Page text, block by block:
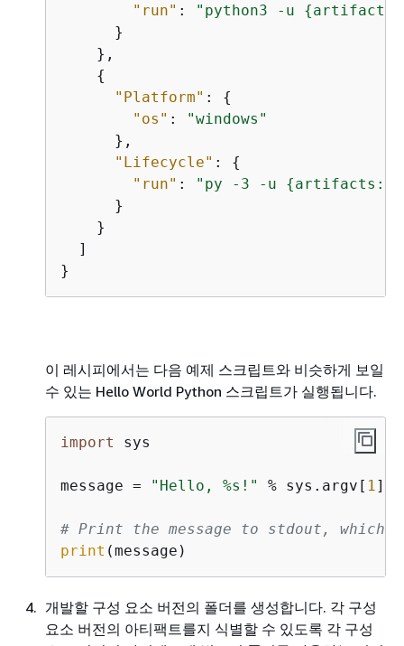
"run" : "python3 -u {
      }
    },
{
"Platform" : {
"os" :
"windows"
      },
"Lifecycle" : {
"run" : "py -3 -u {
      }
    }
  ]
}
이 레시피에서는 다음 예제 스크립트와 비슷하게 보일
수 있는 Hello World Python 스크립트가 실행됩니다.
import sys
message = "Hello, %s!" % sys.argv[ 1]
# Print the message to stdout, which
print (message)
개발할 구성 요소 버전의 폴더를 생성합니다. 각 구성
요소 버전의 아티팩트를지 식별할 수 있도록 각 구성